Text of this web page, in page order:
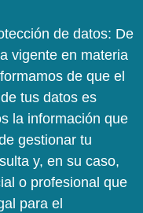
de datos: De
vigente en materia
de que el
tus datos es
la información que
gestionar tu
y, en su caso,
o profesional que
para el